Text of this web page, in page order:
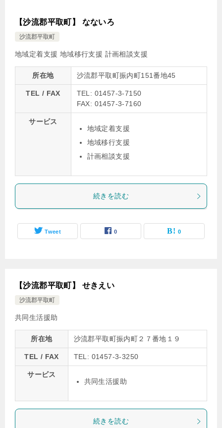
【沙流郡平取町】 なないろ
沙流郡平取町
地域定着支援 地域移行支援 計画相談支援
所在地 沙流郡平取町振内町151番地45
TEL / FAX
TEL: 01457-3-7150
FAX: 01457-3-7160
サービス
地域定着支援
地域移行支援
計画相談支援
続きを読む
Tweet 0 0
【沙流郡平取町】 せきえい
沙流郡平取町
共同生活援助
所在地 沙流郡平取町振内町２７番地１９
TEL / FAX TEL: 01457-3-3250
サービス
共同生活援助
続きを読む